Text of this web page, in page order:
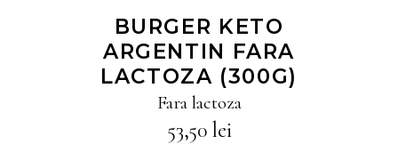
BURGER KETO
ARGENTIN FARA
LACTOZA (300G)
Fara lactoza
53,50 lei